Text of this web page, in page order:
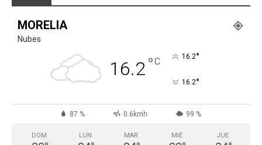
MORELIA
Nubes
16.2°C 16.2°
16.2°
87 % 0.6kmh 99 %
DOM LUN MAR MIÉ JUE